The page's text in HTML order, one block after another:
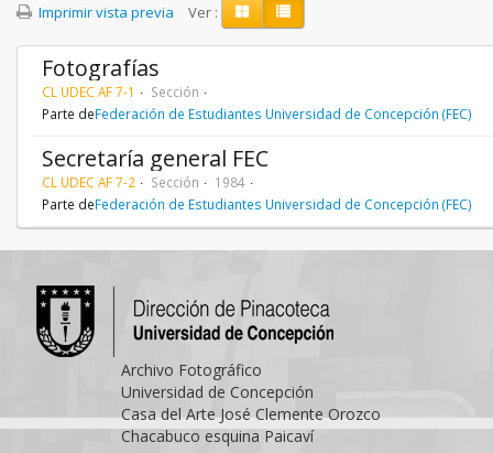
Imprimir vista previa Ver :
Fotografías
CL UDEC AF 7-1
Sección
Parte deFederación de Estudiantes Universidad de Concepción (FEC)
Secretaría general FEC
CL UDEC AF 7-2 Sección
1984
Parte deFederación de Estudiantes Universidad de Concepción (FEC)
Archivo Fotográfico
Universidad de Concepción
Casa del Arte José Clemente Orozco
Chacabuco esquina Paicaví